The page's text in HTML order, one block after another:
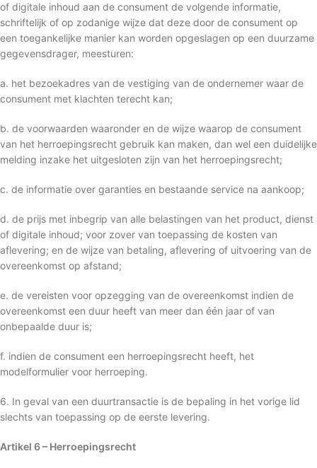
of digitale inhoud aan de consument de volgende informatie,
schriftelijk of op zodanige wijze dat deze door de consument op
een toegankelijke manier kan worden opgeslagen op een duurzame
gegevensdrager, meesturen:
a. het bezoekadres van de vestiging van de ondernemer waar de
consument met klachten terecht kan;
b. de voorwaarden waaronder en de wijze waarop de consument
van het herroepingsrecht gebruik kan maken, dan wel een duidelijke
melding inzake het uitgesloten zijn van het herroepingsrecht;
c. de informatie over garanties en bestaande service na aankoop;
d. de prijs met inbegrip van alle belastingen van het product, dienst
of digitale inhoud; voor zover van toepassing de kosten van
aflevering; en de wijze van betaling, aflevering of uitvoering van de
overeenkomst op afstand;
e. de vereisten voor opzegging van de overeenkomst indien de
overeenkomst een duur heeft van meer dan één jaar of van
onbepaalde duur is;
f. indien de consument een herroepingsrecht heeft, het
modelformulier voor herroeping.
6. In geval van een duurtransactie is de bepaling in het vorige lid
slechts van toepassing op de eerste levering.
Artikel 6 – Herroepingsrecht